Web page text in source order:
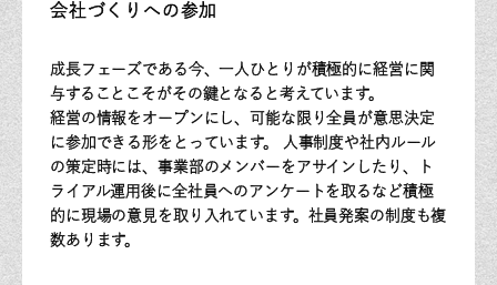
会社づくりへの参加
成長フェーズである今、一人ひとりが積極的に経営に関
与することこそがその鍵となると考えています。
経営の情報をオープンにし、可能な限り全員が意思決定
に参加できる形をとっています。 人事制度や社内ルール
の策定時には、事業部のメンバーをアサインしたり、ト
ライアル運用後に全社員へのアンケートを取るなど積極
的に現場の意見を取り入れています。社員発案の制度も複
数あります。